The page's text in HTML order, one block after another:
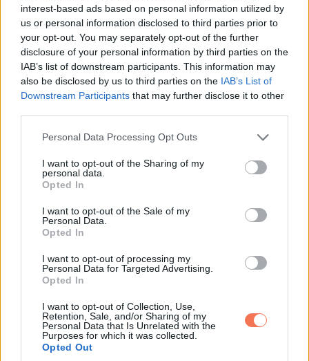
interest-based ads based on personal information utilized by
us or personal information disclosed to third parties prior to
your opt-out. You may separately opt-out of the further
disclosure of your personal information by third parties on the
IAB’s list of downstream participants. This information may
also be disclosed by us to third parties on the IAB’s List of
Downstream Participants that may further disclose it to other
Please note that this website/app uses one or more Google
not limited to your visit or usage behaviour. You may click to
grant or deny consent to Google and its third-party tags to
use your data for below specified purposes in below Google
consent section.
Personal Data Processing Opt Outs
I want to opt-out of the Sharing of my
personal data.
Opted In
I want to opt-out of the Sale of my
Personal Data.
Opted In
I want to opt-out of processing my
Personal Data for Targeted Advertising.
Opted In
I want to opt-out of Collection, Use,
Retention, Sale, and/or Sharing of my
Personal Data that Is Unrelated with the
Purposes for which it was collected.
Opted Out
A kép hátulján egy rövid üzenet állt, ugyanazzal a nőies
kézírással:
„Ő a lányod. Karácsony napján, 12 és 14 óra között a régi
kávézóban leszek vele, tudod, amelyiket szerettük. Ha
találkozni akarsz vele, ez az egyetlen esélyed.”
Reszketett a kezem, miközben felnéztem Gregre. Ő a
kanapéra rogyott, a fejét a tenyerébe temette.
kettétört.
múltamról, meg a jelenemről, az már nem ugyanaz.”
Aztán mesélni kezdett.
Autóba ült, és átment a régi kávézóhoz, a zöld napellenzős
helyre, ahol főiskolás korukban tanultak. Ahol a kopott